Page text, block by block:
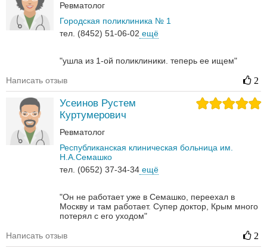
Ревматолог
Городская поликлиника № 1
тел. (8452) 51-06-02 ещё
"ушла из 1-ой поликлиники. теперь ее ищем"
Написать отзыв 2
Усеинов Рустем
Куртумерович
Ревматолог
Республиканская клиническая больница им.
Н.А.Семашко
тел. (0652) 37-34-34 ещё
"Он не работает уже в Семашко, переехал в
Москву и там работает. Супер доктор, Крым много
потерял с его уходом"
Написать отзыв 2